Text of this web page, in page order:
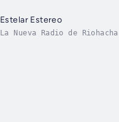
Estelar Estereo
La Nueva Radio de Riohacha